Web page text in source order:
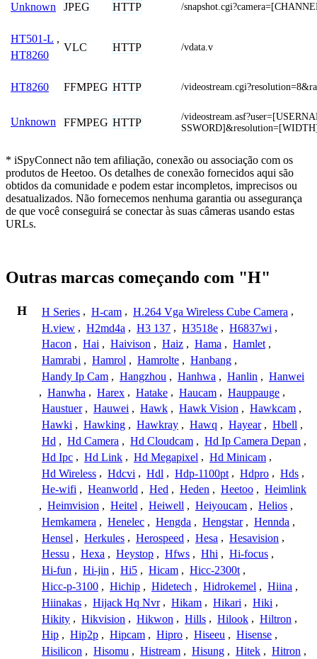
Unknown JPEG HTTP /
HT501-L ,
HT8260
VLC HTTP /vdata.v
HT8260 FFMPEG HTTP /
Unknown FFMPEG HTTP
/
* iSpyConnect não tem afiliação, conexão ou associação com os
produtos de Heetoo. Os detalhes de conexão fornecidos aqui são
obtidos da comunidade e podem estar incompletos, imprecisos ou
desatualizados. Não fornecemos nenhuma garantia ou assegurança
de que você conseguirá se conectar às suas câmeras usando estas
URLs.
Outras marcas começando com "H"
H H Series , H-cam , H.264 Vga Wireless Cube Camera ,
H.view , H2md4a , H3 137 , H3518e , H6837wi ,
Hacon , Hai , Haivison , Haiz , Hama , Hamlet ,
Hamrabi , Hamrol , Hamrolte , Hanbang ,
Handy Ip Cam , Hangzhou , Hanhwa , Hanlin , Hanwei
, Hanwha , Harex , Hatake , Haucam , Hauppauge ,
Haustuer , Hauwei , Hawk , Hawk Vision , Hawkcam ,
Hawki , Hawking , Hawkray , Hawq , Hayear , Hbell ,
Hd , Hd Camera , Hd Cloudcam , Hd Ip Camera Depan ,
Hd Ipc , Hd Link , Hd Megapixel , Hd Minicam ,
Hd Wireless , Hdcvi , Hdl , Hdp-1100pt , Hdpro , Hds ,
He-wifi , Heanworld , Hed , Heden , Heetoo , Heimlink
, Heimvision , Heitel , Heiwell , Heiyoucam , Helios ,
Hemkamera , Henelec , Hengda , Hengstar , Hennda ,
Hensel , Herkules , Herospeed , Hesa , Hesavision ,
Hessu , Hexa , Heystop , Hfws , Hhi , Hi-focus ,
Hi-fun , Hi-jin , Hi5 , Hicam , Hicc-2300t ,
Hicc-p-3100 , Hichip , Hidetech , Hidrokemel , Hiina ,
Hiinakas , Hijack Hq Nvr , Hikam , Hikari , Hiki ,
Hikity , Hikvision , Hikwon , Hills , Hilook , Hiltron ,
Hip , Hip2p , Hipcam , Hipro , Hiseeu , Hisense ,
Hisilicon , Hisomu , Histream , Hisung , Hitek , Hitron ,